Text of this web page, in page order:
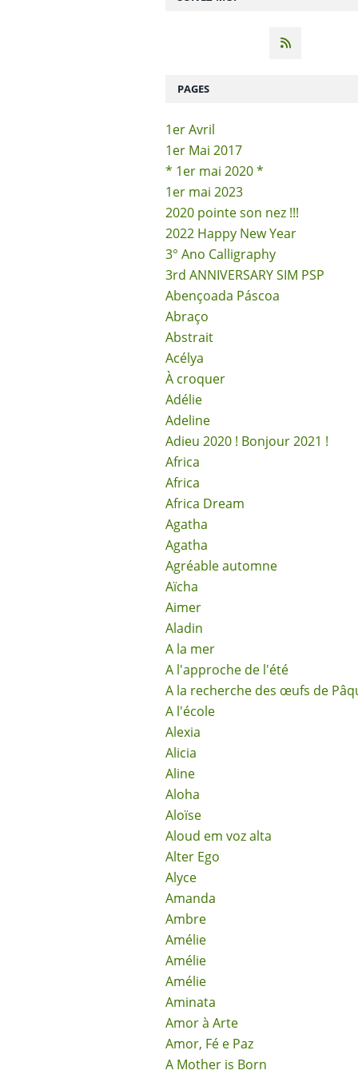
PAGES
1er Avril
1er Mai 2017
* 1er mai 2020 *
1er mai 2023
2020 pointe son nez !!!
2022 Happy New Year
3° Ano Calligraphy
3rd ANNIVERSARY SIM PSP
Abençoada Páscoa
Abraço
Abstrait
Acélya
À croquer
Adélie
Adeline
Adieu 2020 ! Bonjour 2021 !
Africa
Africa
Africa Dream
Agatha
Agatha
Agréable automne
Aïcha
Aimer
Aladin
A la mer
A l'approche de l'été
A la recherche des œufs de
A l'école
Alexia
Alicia
Aline
Aloha
Aloïse
Aloud em voz alta
Alter Ego
Alyce
Amanda
Ambre
Amélie
Amélie
Amélie
Aminata
Amor à Arte
Amor, Fé e Paz
A Mother is Born